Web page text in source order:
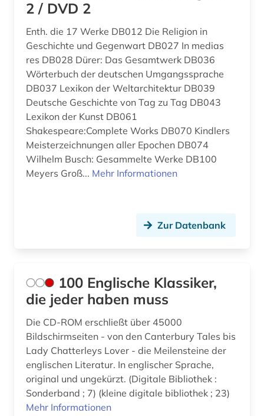
architektur (2)
archiv (2)
archäologie (2)
arthur conan (1)
artusepik (2)
asien (2)
audiovisuelles material (1)
aufführung (11)
ausbildung (1)
aussprache (3)
australien (9)
autobiografie (2)
autografen (1)
2 / DVD 2
Enth. die 17 Werke DB012 Die Religion in
Geschichte und Gegenwart DB027 In medias
res DB028 Dürer: Das Gesamtwerk DB036
Wörterbuch der deutschen Umgangssprache
DB037 Lexikon der Weltarchitektur DB039
Deutsche Geschichte von Tag zu Tag DB043
Lexikon der Kunst DB061
Shakespeare:Complete Works DB070 Kindlers
Meisterzeichnungen aller Epochen DB074
Wilhelm Busch: Gesammelte Werke DB100
Meyers Groß... Mehr Informationen
Zur Datenbank
100 Englische Klassiker,
die jeder haben muss
Die CD-ROM erschließt über 45000
Bildschirmseiten - von den Canterbury Tales bis
Lady Chatterleys Lover - die Meilensteine der
englischen Literatur. In englischer Sprache,
original und ungekürzt. (Digitale Bibliothek :
Sonderband ; 7) (kleine digitale bibliothek ; 23)
Mehr Informationen